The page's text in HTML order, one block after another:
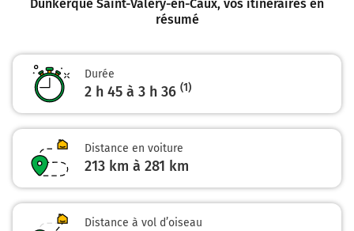
PARIS
A16
Prendre un ticket (Péage de Herquelingue)
73 km
Dunkerque Saint-Valery-en-Caux, vos itinéraires en
résumé
Durée
2 h 45 à 3 h 36 (1)
Distance en voiture
213 km à 281 km
Distance à vol d’oiseau